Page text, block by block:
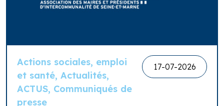
Actions sociales, emploi
et santé, Actualités,
ACTUS, Communiqués de
presse
17-07-2026